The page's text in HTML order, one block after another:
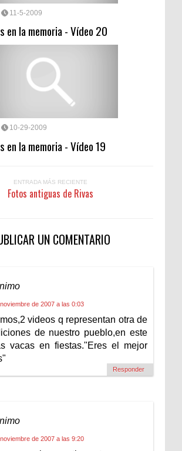
11-5-2009
en la memoria - Vídeo 20
10-29-2009
en la memoria - Vídeo 19
ENTRADA MÁS RECIENTE
Fotos antiguas de Rivas
UN COMENTARIO
de 2007 a las 0:03
videos q representan otra de
de nuestro pueblo,en este
vacas en fiestas."Eres el mejor
Responder
de 2007 a las 9:20